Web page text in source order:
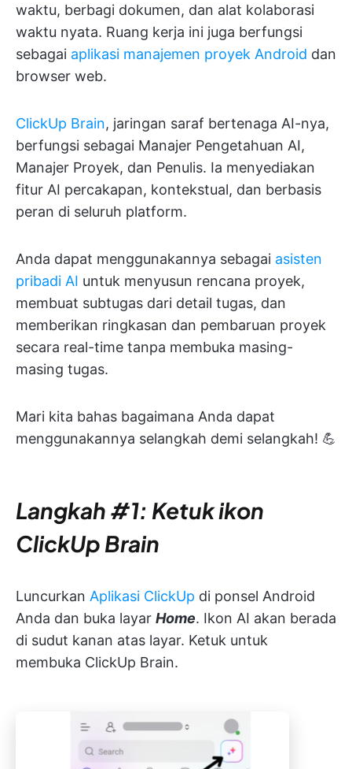
waktu, berbagi dokumen, dan alat kolaborasi
waktu nyata. Ruang kerja ini juga berfungsi
sebagai aplikasi manajemen proyek Android dan
browser web.
ClickUp Brain, jaringan saraf bertenaga AI-nya,
berfungsi sebagai Manajer Pengetahuan AI,
Manajer Proyek, dan Penulis. Ia menyediakan
fitur AI percakapan, kontekstual, dan berbasis
peran di seluruh platform.
Anda dapat menggunakannya sebagai asisten
pribadi AI untuk menyusun rencana proyek,
membuat subtugas dari detail tugas, dan
memberikan ringkasan dan pembaruan proyek
secara real-time tanpa membuka masing-
masing tugas.
Mari kita bahas bagaimana Anda dapat
menggunakannya selangkah demi selangkah! 💪
Langkah #1: Ketuk ikon
ClickUp Brain
Luncurkan Aplikasi ClickUp di ponsel Android
Anda dan buka layar Home. Ikon AI akan berada
di sudut kanan atas layar. Ketuk untuk
membuka ClickUp Brain.